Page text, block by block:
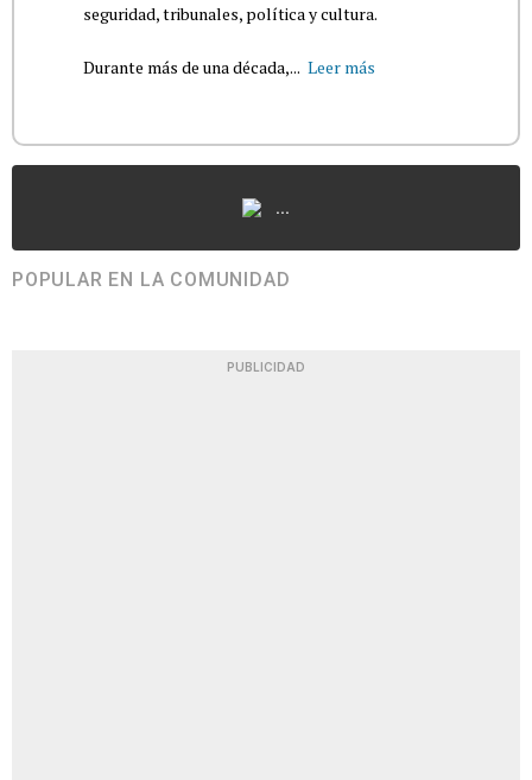
seguridad, tribunales, política y cultura.
Durante más de una década,... Leer más
...
POPULAR EN LA COMUNIDAD
PUBLICIDAD